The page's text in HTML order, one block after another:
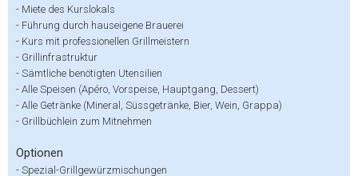
- Miete des Kurslokals
- Führung durch hauseigene Brauerei
- Kurs mit professionellen Grillmeistern
- Grillinfrastruktur
- Sämtliche benötigten Utensilien
- Alle Speisen (Apéro, Vorspeise, Hauptgang, Dessert)
- Alle Getränke (Mineral, Süssgetränke, Bier, Wein, Grappa)
- Grillbüchlein zum Mitnehmen
Optionen
- Spezial-Grillgewürzmischungen